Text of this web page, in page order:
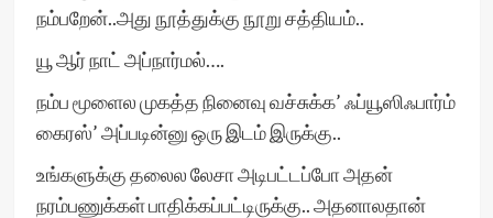
நம்பறேன்..அது நூத்துக்கு நூறு சத்தியம்..
யூ ஆர் நாட் அப்நார்மல்….
நம்ப மூளைல முகத்த நினைவு வச்சுக்க’ ஃப்யூஸிஃபார்ம்
கைரஸ்’ அப்படின்னு ஒரு இடம் இருக்கு..
உங்களுக்கு தலைல லேசா அடிபட்டப்போ அதன்
நரம்பணுக்கள் பாதிக்கப்பட்டிருக்கு.. அதனாலதான்